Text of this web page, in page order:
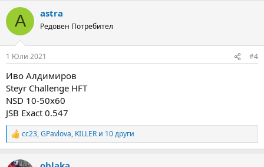
c
i
s
A astra
Редовен Потребител
1 Юли 2021 #4
Иво Алдимиров
Steyr Challenge HFT
NSD 10-50x60
JSB Exact 0.547
R
e
cc23,GPavlova, KILLER и 10 други